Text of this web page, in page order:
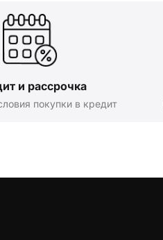
и рассрочка
покупки в кредит